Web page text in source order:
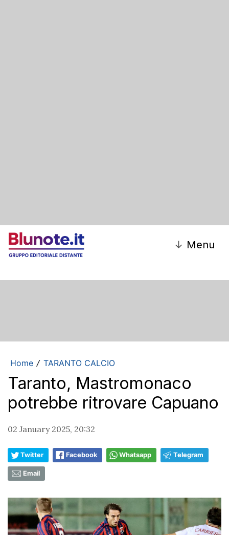
↓ Menu
Home / TARANTO CALCIO
Taranto, Mastromonaco
potrebbe ritrovare Capuano
02 January 2025, 20:32
Twitter Facebook Whatsapp Telegram
Email